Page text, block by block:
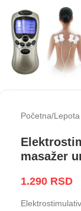
Početna
masažer
1.290 RSD